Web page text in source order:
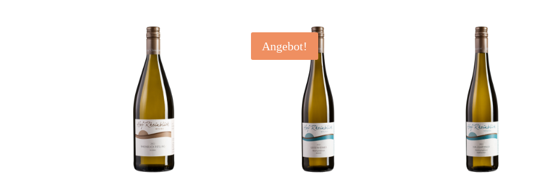
Angebot!